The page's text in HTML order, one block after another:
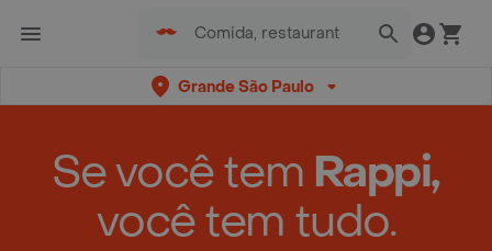
Grande São Paulo
Se você tem Rappi,
você tem tudo.